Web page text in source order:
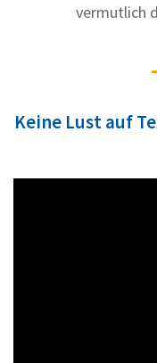
vermutlich
Keine Lust auf